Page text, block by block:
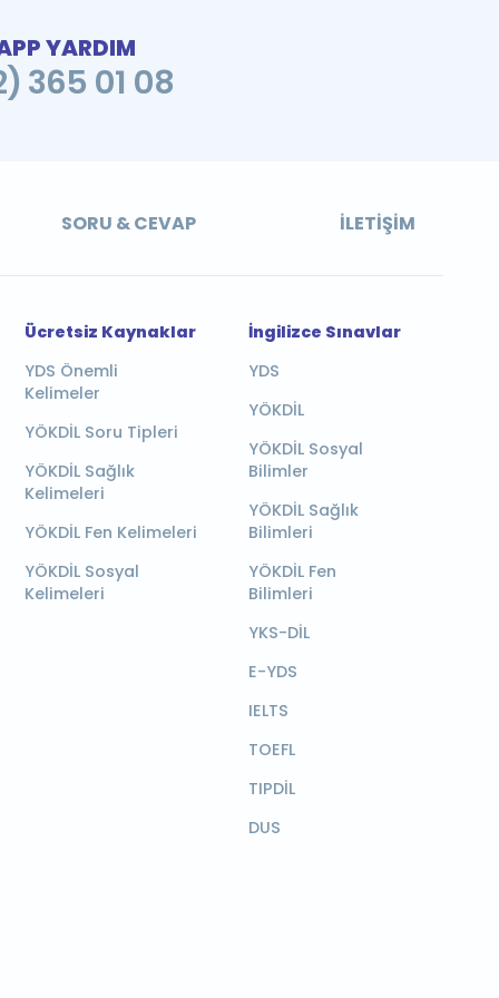
YARDIM
365 01 08
SORU & CEVAP İLETIŞIM
Ücretsiz Kaynaklar
YDS Önemli
Kelimeler
YÖKDİL Soru Tipleri
YÖKDİL Sağlık
Kelimeleri
YÖKDİL Fen Kelimeleri
YÖKDİL Sosyal
Kelimeleri
İngilizce Sınavlar
YDS
YÖKDİL
YÖKDİL Sosyal
Bilimler
YÖKDİL Sağlık
Bilimleri
YÖKDİL Fen
Bilimleri
YKS-DİL
E-YDS
IELTS
TOEFL
TIPDİL
DUS